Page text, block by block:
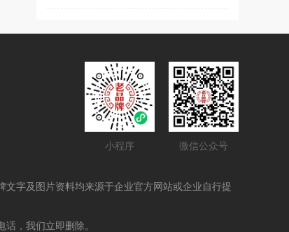
小程序
微信公众号
字及图片资料均来源于企业官方网站或企业自行提
，我们立即删除。